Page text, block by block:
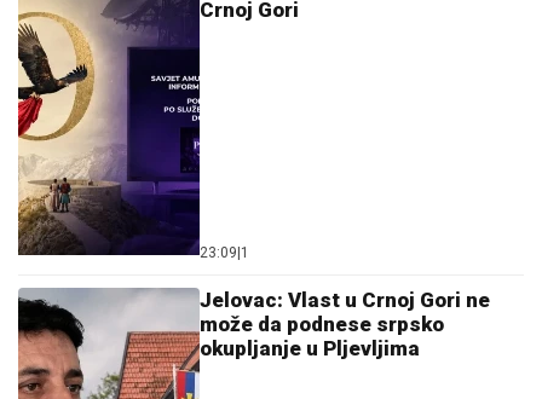
Crnoj Gori
23:09|1
Jelovac: Vlast u Crnoj Gori ne
može da podnese srpsko
okupljanje u Pljevljima